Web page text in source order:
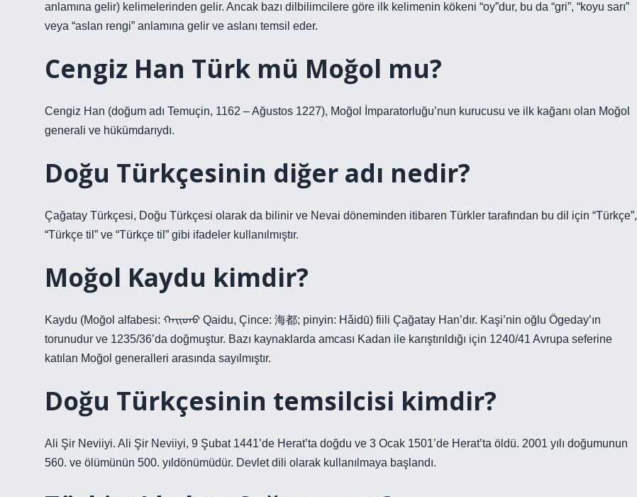
anlamına gelir) kelimelerinden gelir. Ancak bazı dilbilimcilere göre ilk kelimenin kökeni “oy”dur, bu da “gri”, “koyu sarı”
veya “aslan rengi” anlamına gelir ve aslanı temsil eder.
Cengiz Han Türk mü Moğol mu?
Cengiz Han (doğum adı Temuçin, 1162 – Ağustos 1227), Moğol İmparatorluğu’nun kurucusu ve ilk kağanı olan Moğol
generali ve hükümdarıydı.
Doğu Türkçesinin diğer adı nedir?
Çağatay Türkçesi, Doğu Türkçesi olarak da bilinir ve Nevai döneminden itibaren Türkler tarafından bu dil için “Türkçe”,
“Türkçe til” ve “Türkçe til” gibi ifadeler kullanılmıştır.
Moğol Kaydu kimdir?
Kaydu (Moğol alfabesi: ᠬᠠᠢ᠌ᠳᠤ Qaidu, Çince: 海都; pinyin: Hǎidū) fiili Çağatay Han’dır. Kaşi’nin oğlu Ögeday’ın
torunudur ve 1235/36’da doğmuştur. Bazı kaynaklarda amcası Kadan ile karıştırıldığı için 1240/41 Avrupa seferine
katılan Moğol generalleri arasında sayılmıştır.
Doğu Türkçesinin temsilcisi kimdir?
Ali Şir Neviiyi. Ali Şir Neviiyi, 9 Şubat 1441’de Herat’ta doğdu ve 3 Ocak 1501’de Herat’ta öldü. 2001 yılı doğumunun
560. ve ölümünün 500. yıldönümüdür. Devlet dili olarak kullanılmaya başlandı.